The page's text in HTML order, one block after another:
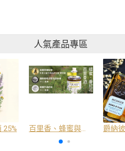
人氣產品專區
25% 百里香、蜂蜜與番紅花酒